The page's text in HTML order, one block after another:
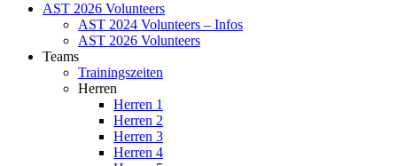
AST 2026 Volunteers
AST 2024 Volunteers – Infos
AST 2026 Volunteers
Teams
Trainingszeiten
Herren
Herren 1
Herren 2
Herren 3
Herren 4